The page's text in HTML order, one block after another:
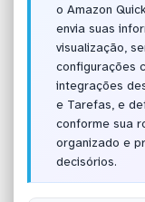
o Amazon
envia suas
visualização,
configurações
integrações
e Tarefas, e
conforme sua
organizado e
decisórios.